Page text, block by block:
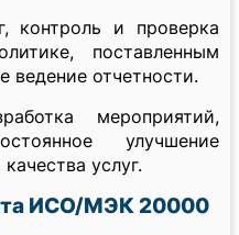
контроль и проверка
поставленным
ведение отчетности.
мероприятий,
улучшение
услуг.
ИСО/МЭК 20000